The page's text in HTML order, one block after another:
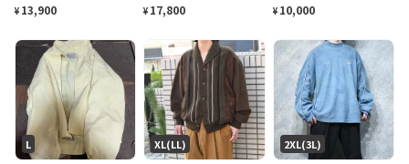
¥ 13,900 ¥ 17,800 ¥ 10,000
L XL(LL) 2XL(3L)